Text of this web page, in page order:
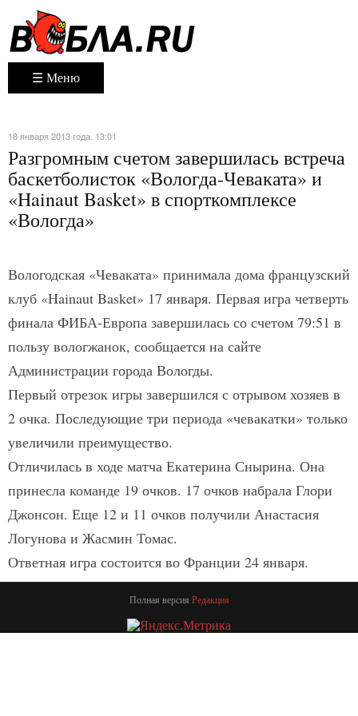
☰ Меню
18 января 2013 года. 13:01
Разгромным счетом завершилась встреча
баскетболисток «Вологда-Чеваката» и
«Hainaut Basket» в спорткомплексе
«Вологда»
Вологодская «Чеваката» принимала дома французский
клуб «Hainaut Basket» 17 января. Первая игра четверть
финала ФИБА-Европа завершилась со счетом 79:51 в
пользу вологжанок, сообщается на сайте
Администрации города Вологды.
Первый отрезок игры завершился с отрывом хозяев в
2 очка. Последующие три периода «чевакатки» только
увеличили преимущество.
Отличилась в ходе матча Екатерина Снырина. Она
принесла команде 19 очков. 17 очков набрала Глори
Джонсон. Еще 12 и 11 очков получили Анастасия
Логунова и Жасмин Томас.
Ответная игра состоится во Франции 24 января.
Полная версия Редакция